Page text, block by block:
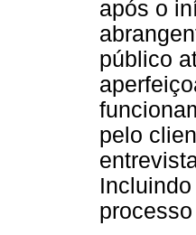
após o
público
pelo